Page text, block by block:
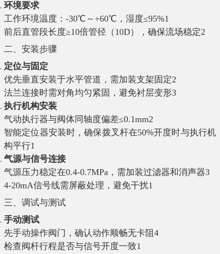
环境要求
工作环境温度：-30℃～+60℃，湿度≤95%‌1
前后直管段长度≥10倍管径（10D），确保流场稳定‌2
二、安装步骤
定位与固定
优先垂直安装于水平管道，需加装支架固定‌2
法兰连接时需对角均匀紧固，避免衬层变形‌3
执行机构安装
气动执行器与阀体同轴度偏差≤0.1mm‌2
智能定位器安装时，确保拨叉杆在50%开度时与执行机
构平行‌1
气源与信号连接
气源压力稳定在0.4-0.7MPa，需加装过滤器和消声器‌3
4-20mA信号线需屏蔽处理，避免干扰‌1
三、调试与测试
手动测试
先手动操作阀门，确认动作顺畅无卡阻‌ 4
检查阀杆行程是否与信号开度一致‌1